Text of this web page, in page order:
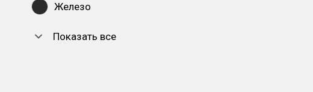
Железо
Показать все